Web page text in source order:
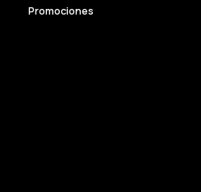
Promociones